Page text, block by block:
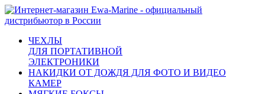
ЧЕХЛЫ
ДЛЯ ПОРТАТИВНОЙ
ЭЛЕКТРОНИКИ
НАКИДКИ ОТ ДОЖДЯ ДЛЯ ФОТО И ВИДЕО
КАМЕР